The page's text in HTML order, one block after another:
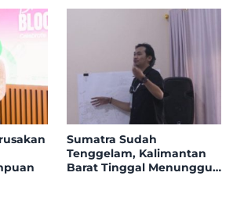
Sumatra Sudah
Tenggelam, Kalimantan
Barat Tinggal Menunggu